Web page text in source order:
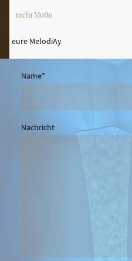
mein Motto
eure MelodiAy
Name*
Nachricht